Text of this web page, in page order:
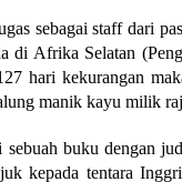
sebagai staff dari
di Afrika Selatan
hari kekurangan
manik kayu milik
sebuah buku dengan
kepada tentara